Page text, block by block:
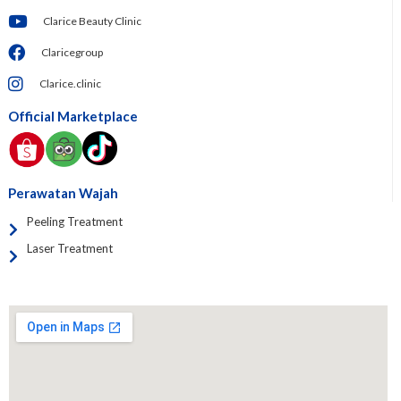
Clarice Beauty Clinic
Claricegroup
Clarice.clinic
Official Marketplace
Perawatan Wajah
Peeling Treatment
Laser Treatment